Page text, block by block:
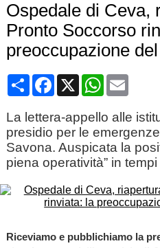
Ospedale di Ceva,
Pronto Soccorso
preoccupazione
CondividiFacebook
X WhatsApp
Email
La lettera-appello alle
presidio per le
Savona. Auspicata la
piena operatività” in
Riceviamo e pubblichiamo la